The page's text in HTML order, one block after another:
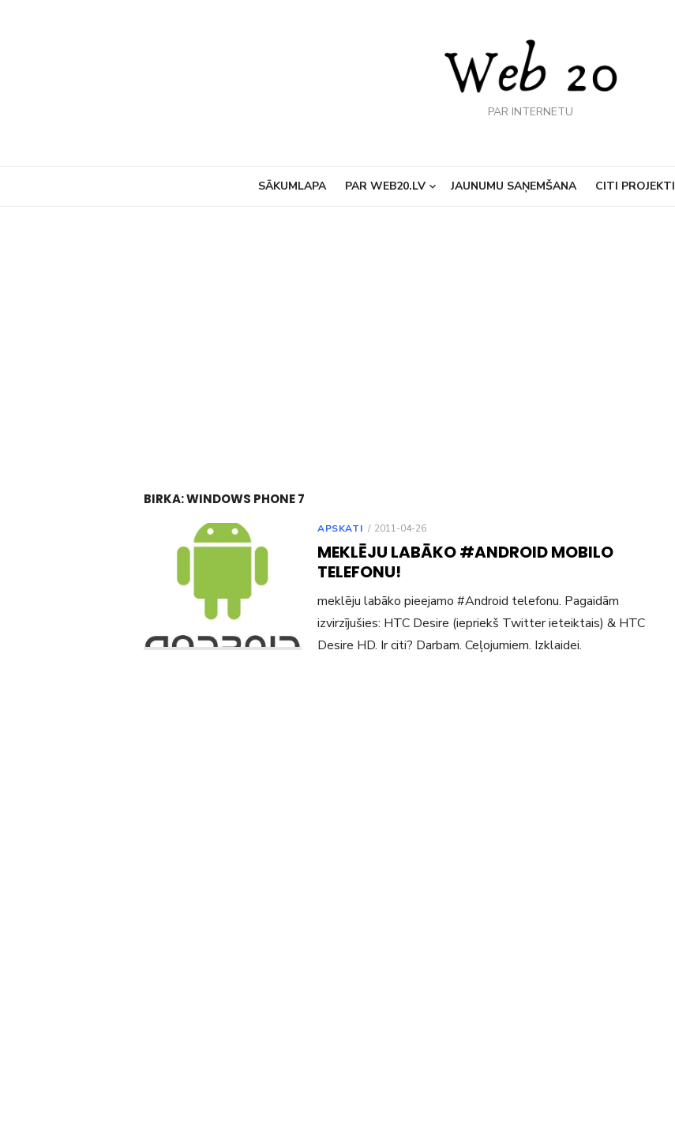
PAR INTERNETU
SĀKUMLAPA PAR WEB20.LV JAUNUMU SAŅEMŠANA CITI PROJEKTI
BIRKA:WINDOWS PHONE 7
APSKATI
POSTED
2011-04-26
MEKLĒJU LABĀKO #ANDROID MOBILO
TELEFONU!
meklēju labāko pieejamo #Android telefonu. Pagaidām
izvirzījušies: HTC Desire (iepriekš Twitter ieteiktais) & HTC
Desire HD. Ir citi? Darbam. Ceļojumiem. Izklaidei.